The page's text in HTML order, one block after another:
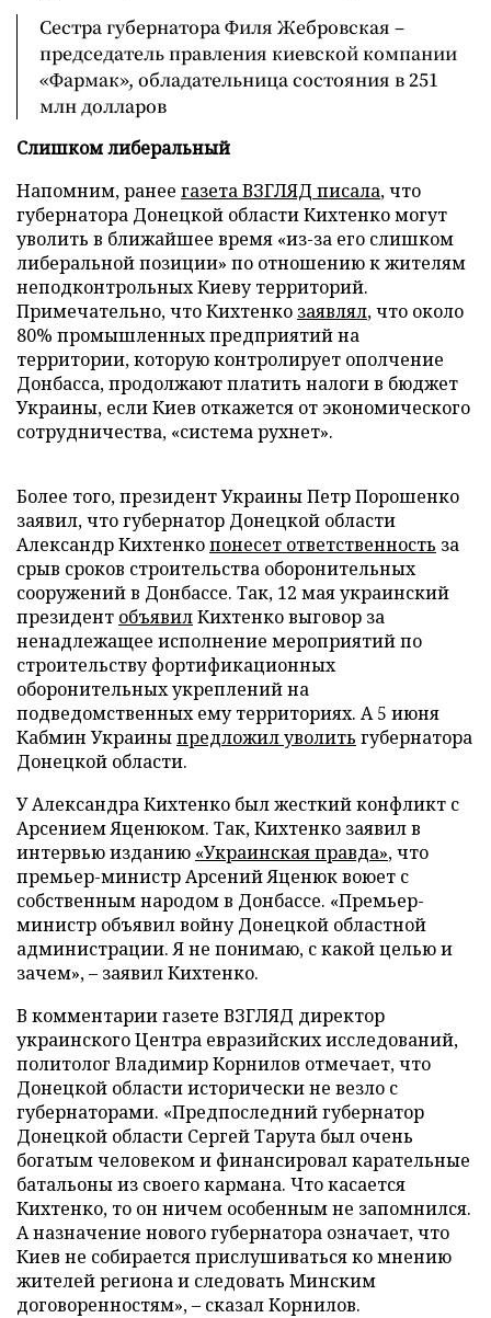
Сестра губернатора Филя Жебровская –
председатель правления киевской компании
«Фармак», обладательница состояния в 251
млн долларов
Слишком либеральный
Напомним, ранее газета ВЗГЛЯД писала, что
губернатора Донецкой области Кихтенко могут
уволить в ближайшее время «из-за его слишком
либеральной позиции» по отношению к жителям
неподконтрольных Киеву территорий.
Примечательно, что Кихтенко заявлял, что около
80% промышленных предприятий на
территории, которую контролирует ополчение
Донбасса, продолжают платить налоги в бюджет
Украины, если Киев откажется от экономического
сотрудничества, «система рухнет».
Более того, президент Украины Петр Порошенко
заявил, что губернатор Донецкой области
Александр Кихтенкопонесет ответственность за
срыв сроков строительства оборонительных
сооружений в Донбассе. Так, 12 мая украинский
президент объявилКихтенко выговор за
ненадлежащее исполнение мероприятий по
строительству фортификационных
оборонительных укреплений на
подведомственных ему территориях. А 5 июня
Кабмин Украиныпредложил уволить губернатора
Донецкой области.
У Александра Кихтенко был жесткий конфликт с
Арсением Яценюком. Так, Кихтенко заявил в
интервью изданию «Украинская правда», что
премьер-министр Арсений Яценюк воюет с
собственным народом в Донбассе. «Премьер-
министр объявил войну Донецкой областной
администрации. Я не понимаю, с какой целью и
зачем», – заявил Кихтенко.
В комментарии газете ВЗГЛЯД директор
украинского Центра евразийских исследований,
политолог Владимир Корнилов отмечает, что
Донецкой области исторически не везло с
губернаторами. «Предпоследний губернатор
Донецкой области Сергей Тарута был очень
богатым человеком и финансировал карательные
батальоны из своего кармана. Что касается
Кихтенко, то он ничем особенным не запомнился.
А назначение нового губернатора означает, что
Киев не собирается прислушиваться ко мнению
жителей региона и следовать Минским
договоренностям», – сказал Корнилов.